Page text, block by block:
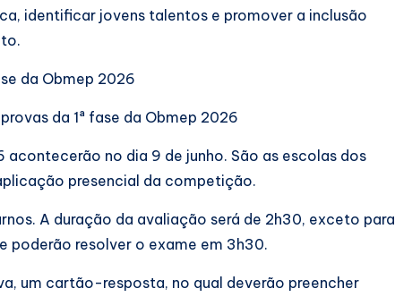
identificar jovens talentos e promover a inclusão
da Obmep 2026
da 1ª fase da Obmep 2026
no dia 9 de junho. São as escolas dos
presencial da competição.
A duração da avaliação será de 2h30, exceto para
poderão resolver o exame em 3h30.
um cartão-resposta, no qual deverão preencher